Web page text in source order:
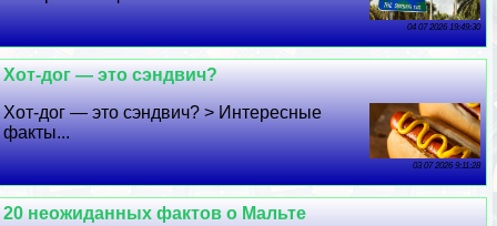
04 07 2026 19:49:30
Хот-дог — это сэндвич?
Хот-дог — это сэндвич? > Интересные
факты...
03 07 2026 9:11:28
20 неожиданных фактов о Мальте